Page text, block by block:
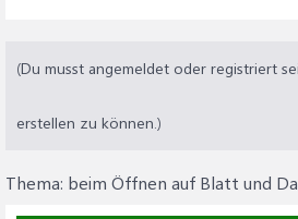
(Du musst angemeldet oder registriert
erstellen zu können.)
Thema: beim Öffnen auf Blatt und